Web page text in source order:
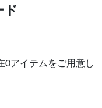
ド
0アイテムをご用意し